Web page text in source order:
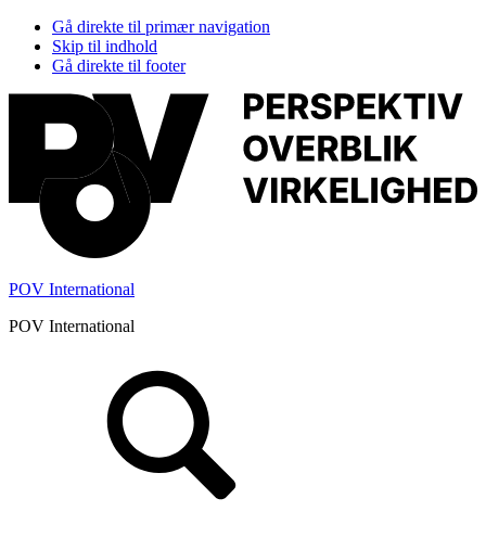
Gå direkte til primær navigation
Skip til indhold
Gå direkte til footer
POV International
POV International